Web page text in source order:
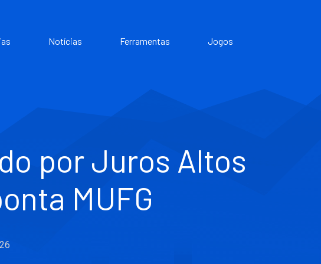
Notícias Ferramentas Jogos
por Juros Altos
MUFG